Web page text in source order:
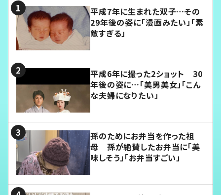
平成7年に生まれた双子…その
29年後の姿に「漫画みたい」「素
敵すぎる」
平成6年に撮った2ショット 30
年後の姿に…「美男美女」「こん
な夫婦になりたい」
孫のためにお弁当を作った祖
母 孫が絶賛したお弁当に「美
味しそう」「お弁当すごい」